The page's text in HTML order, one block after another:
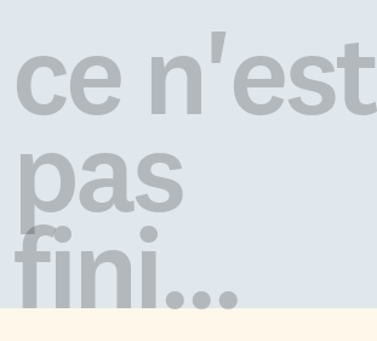
ce n'est
pas
fini...